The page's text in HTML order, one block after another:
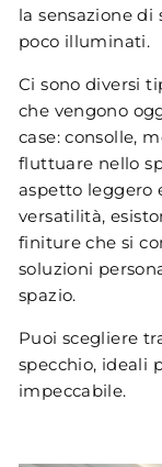
la sensazione di
poco illuminati.
Ci sono diversi
che vengono
case: consolle,
fluttuare nello
aspetto leggero
versatilità,
finiture che si
soluzioni
spazio.
Puoi scegliere
specchio, ideali
impeccabile.